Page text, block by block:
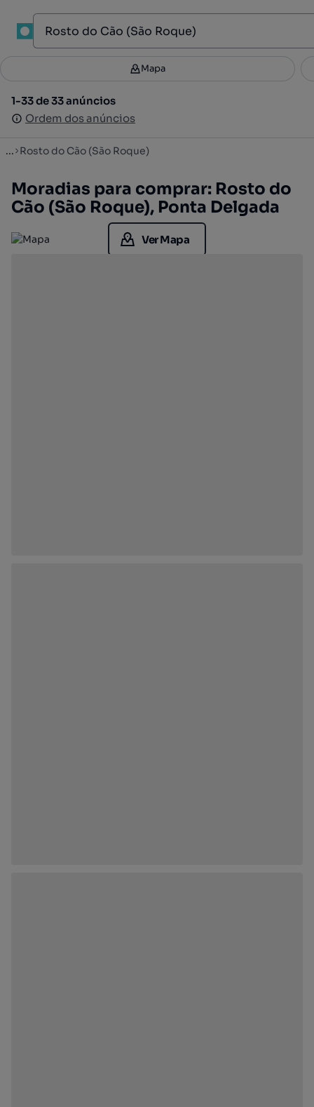
Filtros 2
1-33 de 33 anúncios
Ordem dos anúncios
Mapa
1-33 de 33 anúncios
Ordem dos anúncios
... Rosto do Cão (São Roque)
Moradias para comprar: Rosto do
Cão (São Roque), Ponta Delgada
Ver Mapa